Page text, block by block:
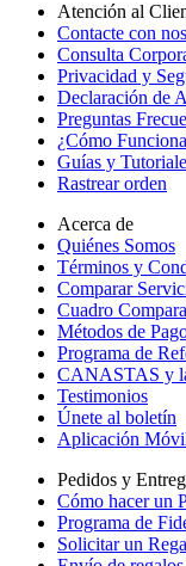
Atención al
Contacte con
Consulta
Privacidad y
Declaración de
Preguntas
¿Cómo
Guías y
Rastrear orden
Acerca de
Quiénes Somos
Términos y
Comparar
Cuadro
Métodos de
Programa de
CANASTAS y
Testimonios
Únete al boletín
Aplicación
Pedidos y
Cómo hacer un
Programa de
Solicitar un